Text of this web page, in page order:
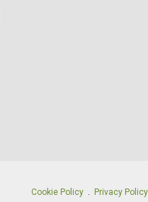
Cookie Policy . Privacy Policy